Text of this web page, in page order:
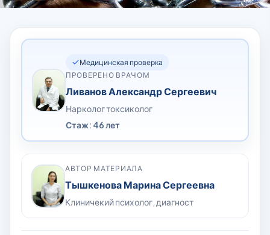
Медицинская проверка
ПРОВЕРЕНО ВРАЧОМ
Ливанов Александр Сергеевич
Нарколог токсиколог
Стаж: 46 лет
АВТОР МАТЕРИАЛА
Тышкенова Марина Сергеевна
Клиничекий психолог, диагност